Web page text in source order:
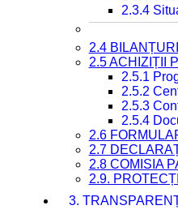
2.3.4
2.4
2.5 ACHIZIȚII
2.5.1
2.5.2
2.5.3
2.5.4
2.6
2.7
2.8 COMISIA
2.9.
3.